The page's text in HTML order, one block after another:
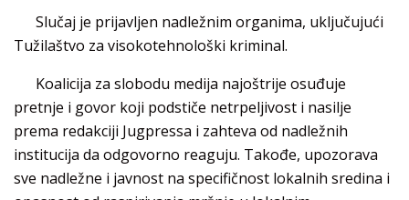
Slučaj je prijavljen nadležnim organima, uključujući
Tužilaštvo za visokotehnološki kriminal.
Koalicija za slobodu medija najoštrije osuđuje
pretnje i govor koji podstiče netrpeljivost i nasilje
prema redakciji Jugpressa i zahteva od nadležnih
institucija da odgovorno reaguju. Takođe, upozorava
sve nadležne i javnost na specifičnost lokalnih sredina i